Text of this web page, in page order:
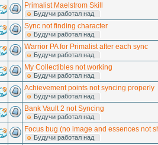
Primalist Maelstrom Skill
Будучи работал над
Sync not finding character
Будучи работал над
Warrior PA for Primalist after each sync
Будучи работал над
My Collectibles not working
Будучи работал над
Achievement points not syncing properly
Будучи работал над
Bank Vault 2 not Syncing
Будучи работал над
Focus bug (no image and essences not
Будучи работал над